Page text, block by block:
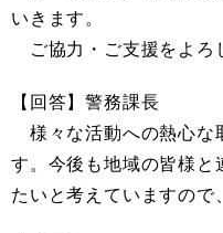
いきます。
ご協力・ご支援をよろ
【回答】警務課長
様々な活動への熱心な
す。今後も地域の皆様と
たいと考えていますので